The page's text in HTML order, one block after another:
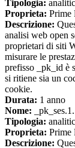
Tipologia:
Proprieta: Prime
Descrizione:
analisi web open
proprietari di siti
misurare le
prefisso _pk_id è
si ritiene sia un
cookie.
Durata: 1 anno
Nome:
Tipologia:
Proprieta: Prime
Descrizione: